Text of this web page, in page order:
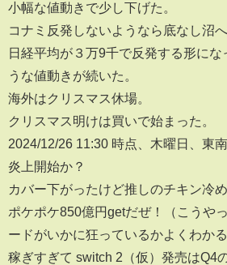
小幅な値動きで少し下げた。
コナミ反発しないようなら底なし沼へ
日経平均が３万9千で反発する形にな
うな値動きが続いた。
海外はクリスマス休場。
クリスマス明けは買いで始まった。
2024/12/26 11:30 時点、木曜日、東
炎上開始か？
カバー下がったけど推しのチキン冷
ポケポケ850億円getだぜ！（こうや
ードがいかに狂っているかよくわかる
稼ぎすぎて switch 2（仮）発売はQ4